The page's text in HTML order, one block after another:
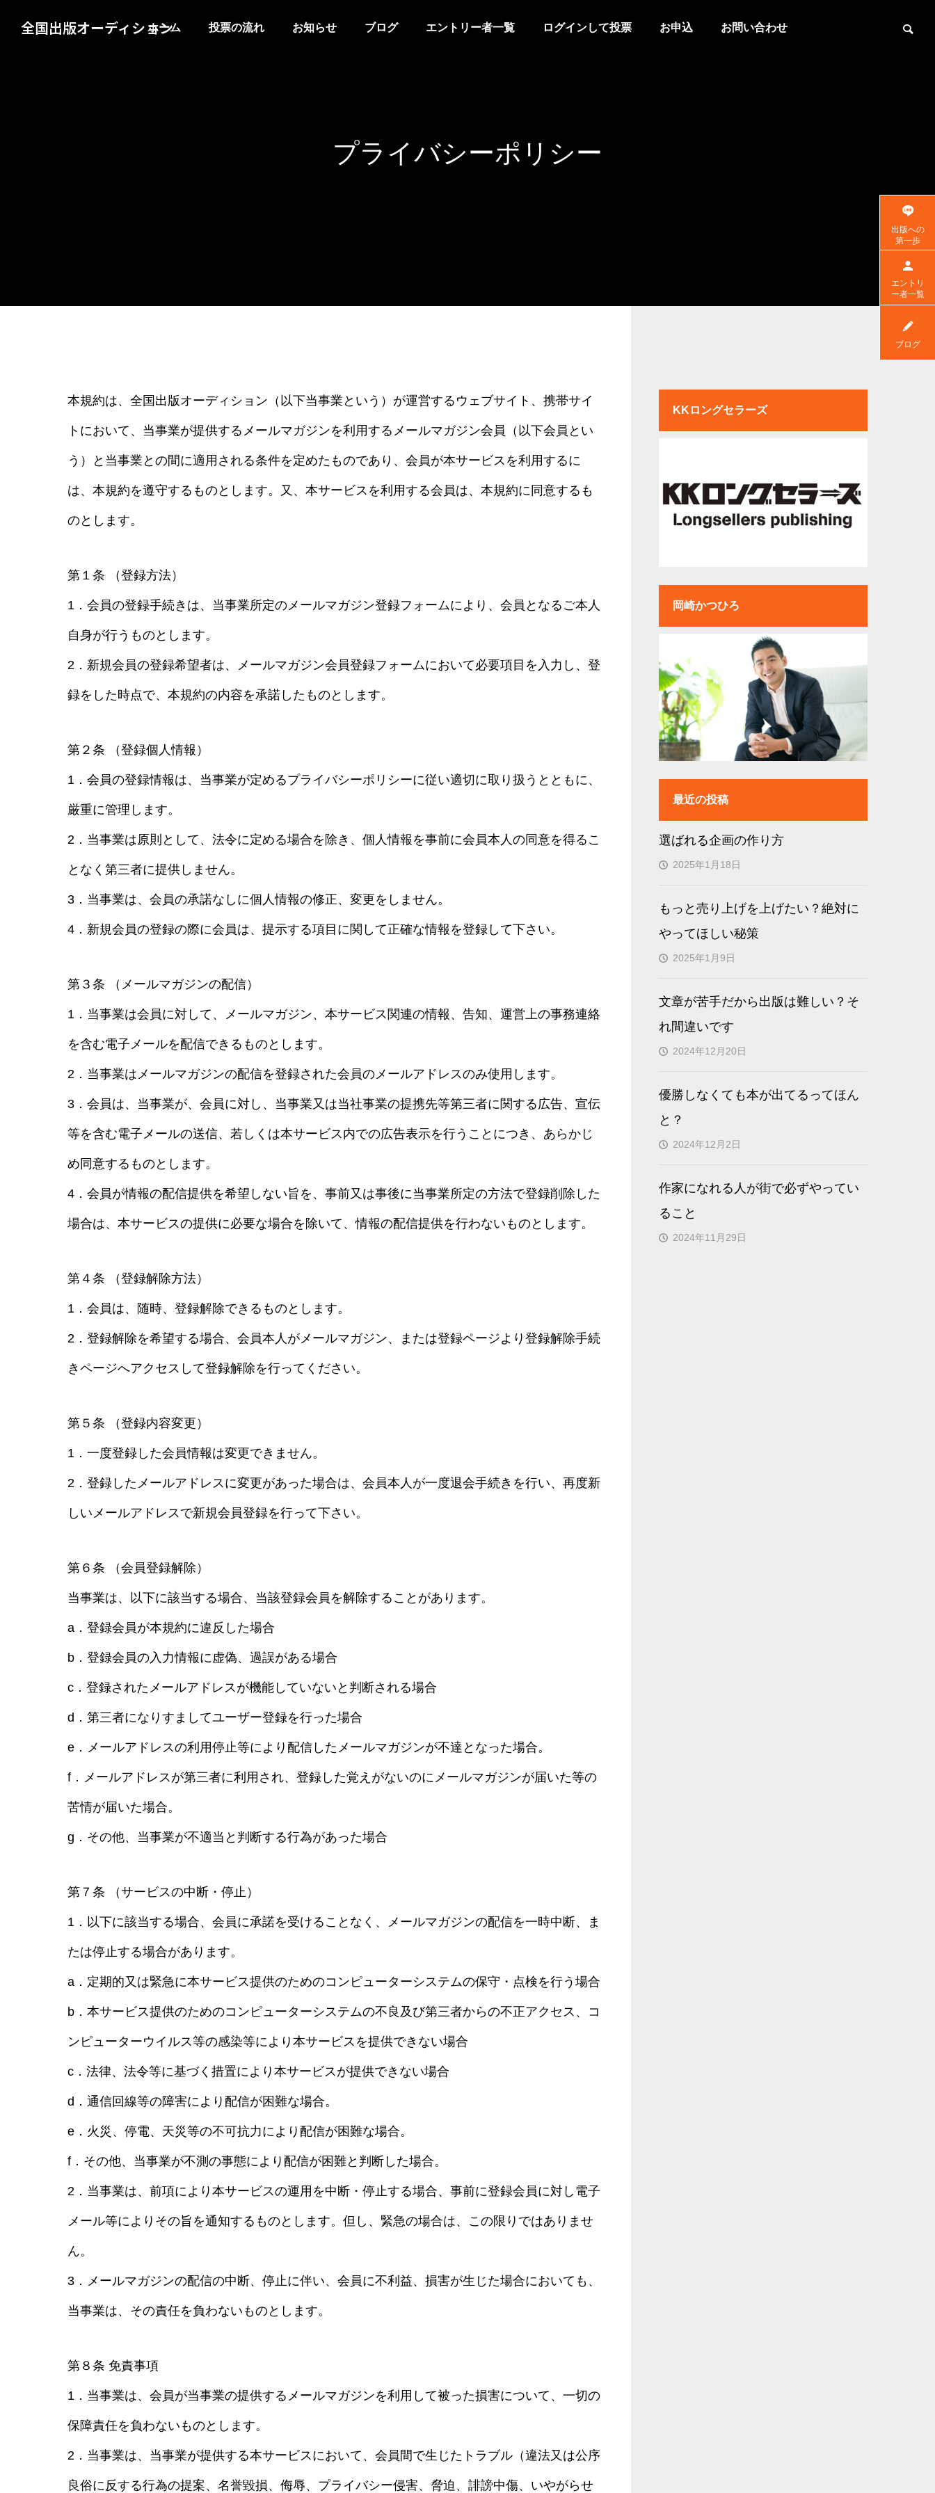
全国出版オーディション
ホーム 投票の流れ お知らせ ブログ エントリー者一覧 ログインして投票 お申込 お問い合わせ
プライバシーポリシー
本規約は、全国出版オーディション（以下当事業という）が運営するウェブサイト、携帯サイ
トにおいて、当事業が提供するメールマガジンを利用するメールマガジン会員（以下会員とい
う）と当事業との間に適用される条件を定めたものであり、会員が本サービスを利用するに
は、本規約を遵守するものとします。又、本サービスを利用する会員は、本規約に同意するも
のとします。
第１条 （登録方法）
1．会員の登録手続きは、当事業所定のメールマガジン登録フォームにより、会員となるご本人
自身が行うものとします。
2．新規会員の登録希望者は、メールマガジン会員登録フォームにおいて必要項目を入力し、登
録をした時点で、本規約の内容を承諾したものとします。
第２条 （登録個人情報）
1．会員の登録情報は、当事業が定めるプライバシーポリシーに従い適切に取り扱うとともに、
厳重に管理します。
2．当事業は原則として、法令に定める場合を除き、個人情報を事前に会員本人の同意を得るこ
となく第三者に提供しません。
3．当事業は、会員の承諾なしに個人情報の修正、変更をしません。
4．新規会員の登録の際に会員は、提示する項目に関して正確な情報を登録して下さい。
第３条 （メールマガジンの配信）
1．当事業は会員に対して、メールマガジン、本サービス関連の情報、告知、運営上の事務連絡
を含む電子メールを配信できるものとします。
2．当事業はメールマガジンの配信を登録された会員のメールアドレスのみ使用します。
3．会員は、当事業が、会員に対し、当事業又は当社事業の提携先等第三者に関する広告、宣伝
等を含む電子メールの送信、若しくは本サービス内での広告表示を行うことにつき、あらかじ
め同意するものとします。
4．会員が情報の配信提供を希望しない旨を、事前又は事後に当事業所定の方法で登録削除した
場合は、本サービスの提供に必要な場合を除いて、情報の配信提供を行わないものとします。
第４条 （登録解除方法）
1．会員は、随時、登録解除できるものとします。
2．登録解除を希望する場合、会員本人がメールマガジン、または登録ページより登録解除手続
きページへアクセスして登録解除を行ってください。
第５条 （登録内容変更）
1．一度登録した会員情報は変更できません。
2．登録したメールアドレスに変更があった場合は、会員本人が一度退会手続きを行い、再度新
しいメールアドレスで新規会員登録を行って下さい。
第６条 （会員登録解除）
当事業は、以下に該当する場合、当該登録会員を解除することがあります。
a．登録会員が本規約に違反した場合
b．登録会員の入力情報に虚偽、過誤がある場合
c．登録されたメールアドレスが機能していないと判断される場合
d．第三者になりすましてユーザー登録を行った場合
e．メールアドレスの利用停止等により配信したメールマガジンが不達となった場合。
f．メールアドレスが第三者に利用され、登録した覚えがないのにメールマガジンが届いた等の
苦情が届いた場合。
g．その他、当事業が不適当と判断する行為があった場合
第７条 （サービスの中断・停止）
1．以下に該当する場合、会員に承諾を受けることなく、メールマガジンの配信を一時中断、ま
たは停止する場合があります。
a．定期的又は緊急に本サービス提供のためのコンピューターシステムの保守・点検を行う場合
b．本サービス提供のためのコンピューターシステムの不良及び第三者からの不正アクセス、コ
ンピューターウイルス等の感染等により本サービスを提供できない場合
c．法律、法令等に基づく措置により本サービスが提供できない場合
d．通信回線等の障害により配信が困難な場合。
e．火災、停電、天災等の不可抗力により配信が困難な場合。
f．その他、当事業が不測の事態により配信が困難と判断した場合。
2．当事業は、前項により本サービスの運用を中断・停止する場合、事前に登録会員に対し電子
メール等によりその旨を通知するものとします。但し、緊急の場合は、この限りではありませ
ん。
3．メールマガジンの配信の中断、停止に伴い、会員に不利益、損害が生じた場合においても、
当事業は、その責任を負わないものとします。
第８条 免責事項
1．当事業は、会員が当事業の提供するメールマガジンを利用して被った損害について、一切の
保障責任を負わないものとします。
2．当事業は、当事業が提供する本サービスにおいて、会員間で生じたトラブル（違法又は公序
良俗に反する行為の提案、名誉毀損、侮辱、プライバシー侵害、脅迫、誹謗中傷、いやがらせ
KKロングセラーズ
岡崎かつひろ
最近の投稿
選ばれる企画の作り方
2025年1月18日
もっと売り上げを上げたい？絶対に
やってほしい秘策
2025年1月9日
文章が苦手だから出版は難しい？そ
れ間違いです
2024年12月20日
優勝しなくても本が出てるってほん
と？
2024年12月2日
作家になれる人が街で必ずやってい
ること
2024年11月29日
出版への
第一歩
エントリ
ー者一覧
ブログ